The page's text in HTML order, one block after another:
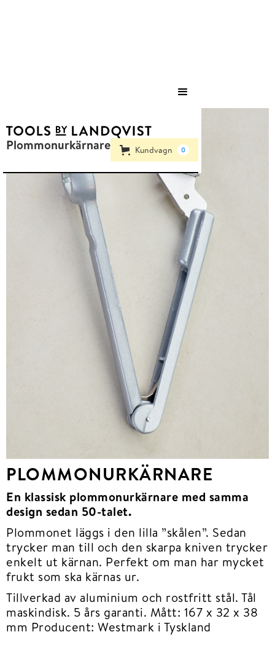
Plommonurkärnare Kundvagn 0
PLOMMONURKÄRNARE
En klassisk plommonurkärnare med samma
design sedan 50-talet.
Plommonet läggs i den lilla ”skålen”. Sedan
trycker man till och den skarpa kniven trycker
enkelt ut kärnan. Perfekt om man har mycket
frukt som ska kärnas ur.
Tillverkad av aluminium och rostfritt stål. Tål
maskindisk. 5 års garanti. Mått: 167 x 32 x 38
mm Producent: Westmark i Tyskland